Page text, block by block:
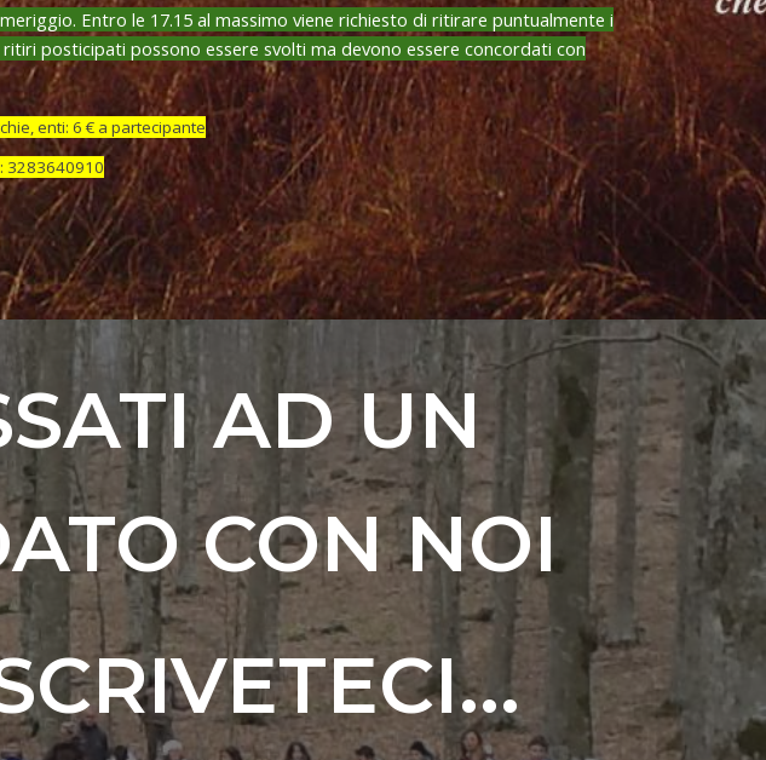
Entro le 17.15 al massimo viene richiesto di ritirare puntualmente i
posticipati possono essere svolti ma devono essere concordati con
enti: 6 € a partecipante
3283640910
AD UN
CON NOI